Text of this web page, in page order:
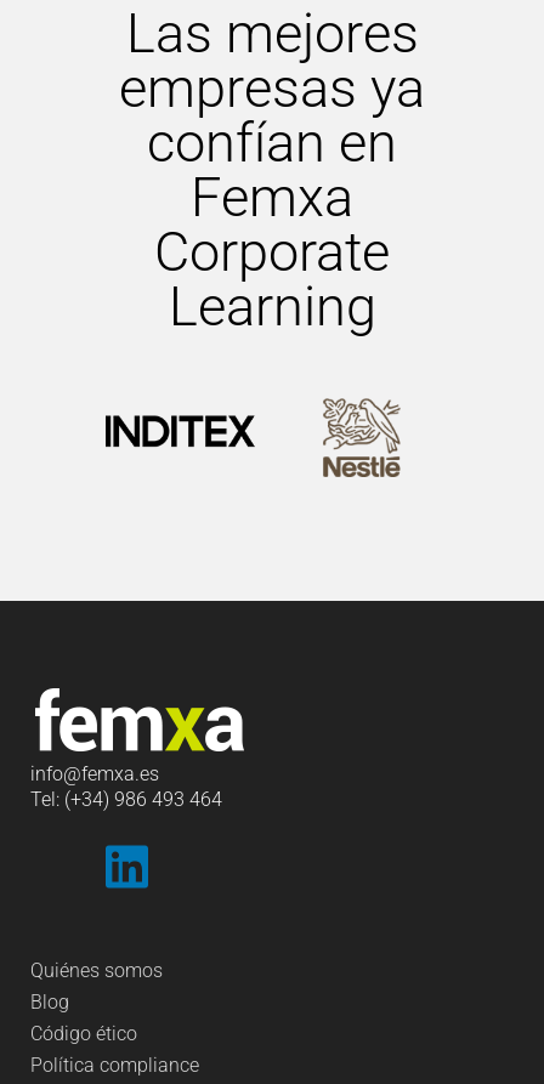
Las mejores
empresas ya
confían en
Femxa
Corporate
Learning
info@femxa.es
Tel: (+34) 986 493 464
Quiénes somos
Blog
Código ético
Política compliance